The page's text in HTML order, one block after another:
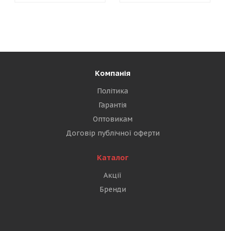
Компанія
Політика
Гарантія
Оптовикам
Договір публічної оферти
Каталог
Акції
Бренди